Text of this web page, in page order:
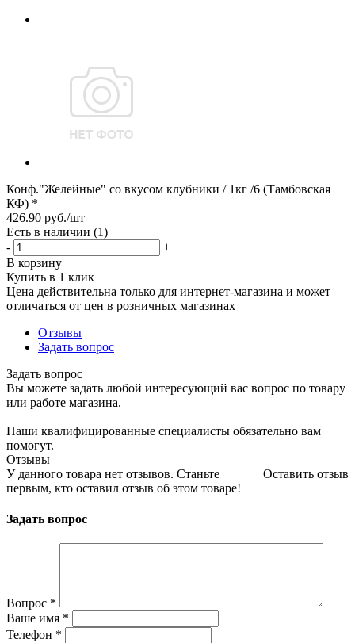
Конф."Желейные" со вкусом клубники / 1кг /6 (Тамбовская
КФ) *
426.90 руб./шт
Есть в наличии (1)
-
+
В корзину
Купить в 1 клик
Цена действительна только для интернет-магазина и может
отличаться от цен в розничных магазинах
Отзывы
Задать вопрос
Задать вопрос
Вы можете задать любой интересующий вас вопрос по товару
или работе магазина.
Наши квалифицированные специалисты обязательно вам
помогут.
Отзывы
Оставить отзыв
У данного товара нет отзывов. Станьте
первым, кто оставил отзыв об этом товаре!
Задать вопрос
Вопрос *
Ваше имя *
Телефон *